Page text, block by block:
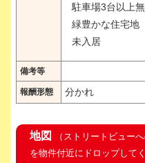
駐車場3台以上
緑豊かな住宅地
未入居
備考等
報酬形態 分かれ
地図
（ストリートビュー
を物件付近にドロップしてく